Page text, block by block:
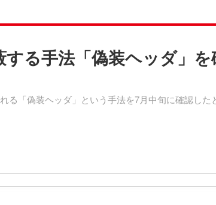
る手法「偽装ヘッダ」を
る「偽装ヘッダ」という手法を7月中旬に確認した